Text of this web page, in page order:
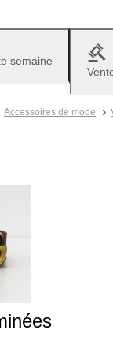
semaine
Accessoires de mode